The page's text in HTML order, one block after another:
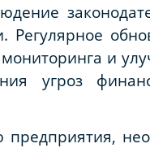
и
угроз